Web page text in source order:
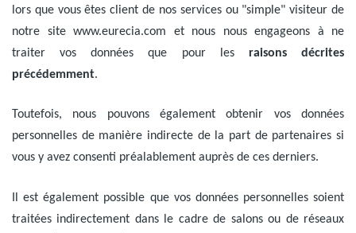
lors que vous êtes client de nos services ou "simple" visiteur de
notre site www.eurecia.com et nous nous engageons à ne
traiter vos données que pour les raisons décrites
précédemment.
Toutefois, nous pouvons également obtenir vos données
personnelles de manière indirecte de la part de partenaires si
vous y avez consenti préalablement auprès de ces derniers.
Il est également possible que vos données personnelles soient
traitées indirectement dans le cadre de salons ou de réseaux